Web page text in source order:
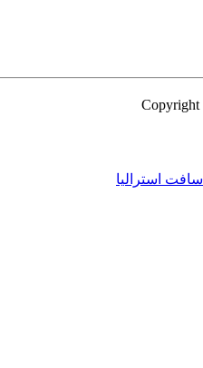
Copyright
استرالیا